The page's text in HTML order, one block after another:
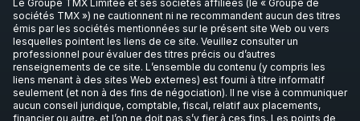
Le Groupe TMX Limitée et ses sociétés affiliées (le « Groupe de
sociétés TMX ») ne cautionnent ni ne recommandent aucun des titres
émis par les sociétés mentionnées sur le présent site Web ou vers
lesquelles pointent les liens de ce site. Veuillez consulter un
professionnel pour évaluer des titres précis ou d’autres
renseignements de ce site. L’ensemble du contenu (y compris les
liens menant à des sites Web externes) est fourni à titre informatif
seulement (et non à des fins de négociation). Il ne vise à communiquer
aucun conseil juridique, comptable, fiscal, relatif aux placements,
financier ou autre, et l’on ne doit pas s’y fier à ces fins. Les points de